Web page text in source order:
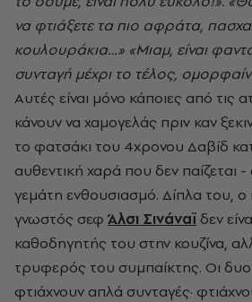
να φτιάξετε τα πιο αφράτα,
κουλουράκια…» «Μιαμ, είναι
συνταγή μέχρι το τέλος,
Αυτές είναι μόνο κάποιες από τις
κάνουν να χαμογελάς πριν καν
το φατσάκι του 4χρονου Δαβίδ
αυθεντική χαρά που δεν παίζεται
γεμάτη ενθουσιασμό. Δίπλα του,
γνωστός σεφ Άλσι Σινάναϊ δεν
καθοδηγητής του στην κουζίνα,
τρυφερός του συμπαίκτης. Οι
φτιάχνουν απλά συνταγές·